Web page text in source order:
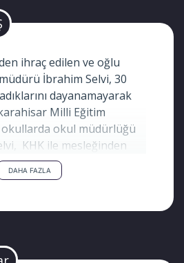
ihraç edilen ve oğlu
İbrahim Selvi, 30
dayanamayarak
Milli Eğitim
okul müdürlüğü
KHK ile mesleğinden
dava açılan Selvi’nin
4 yıldır tutukluydu.
sonucunu göremeden
oğlunun babasının
DAHA FAZLA